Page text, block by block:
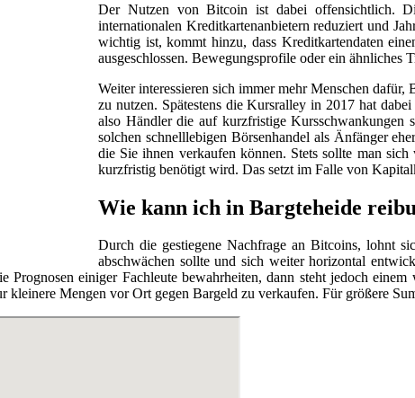
Der Nutzen von Bitcoin ist dabei offensichtlich.
internationalen Kreditkartenanbietern reduziert und
wichtig ist, kommt hinzu, dass Kreditkartendaten
ausgeschlossen. Bewegungsprofile oder ein
Weiter interessieren sich immer mehr Menschen
zu nutzen. Spätestens die Kursralley in 2017 hat
also Händler die auf kurzfristige Kursschwankungen
solchen schnelllebigen Börsenhandel als Änfänger
die Sie ihnen verkaufen können. Stets sollte man
kurzfristig benötigt wird. Das setzt im Falle von
Wie kann ich in Bargteheide
Durch die gestiegene Nachfrage an Bitcoins, lohnt
abschwächen sollte und sich weiter horizontal
Prognosen einiger Fachleute bewahrheiten, dann steht jedoch
Mengen vor Ort gegen Bargeld zu verkaufen. Für größere